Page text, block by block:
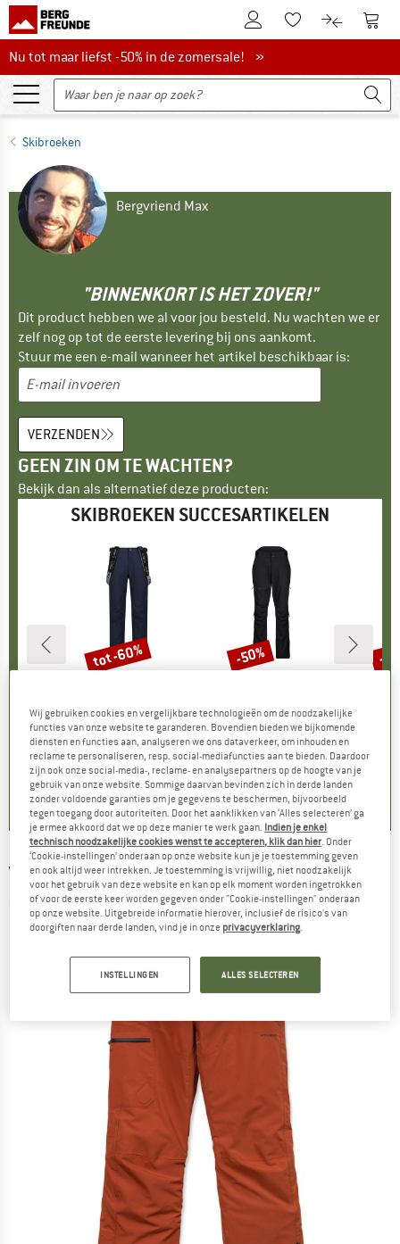
De klantenaccount
Naar deNaar de
Nu tot maar liefst -50% in de zomersale!
Nu tot maar liefst -50% in de zomersale! »
Skibroeken
Bergvriend Max
"BINNENKORT IS HET ZOVER!"
Dit product hebben we al voor jou besteld. Nu wachten we er
zelf nog op tot de eerste levering bij ons aankomt.
Stuur me een e-mail wanneer het artikel beschikbaar is:
VERZENDEN
GEEN ZIN OM TE WACHTEN?
Bekijk dan als alternatief deze producten:
SKIBROEKEN SUCCESARTIKELEN
prijs
)
Productgroep
Skibroek
Prijs
€ 129,95Verlaagde prijs
vanaf
€ 51,98
+1
4,5(2)
Korting
tot -60%
Productgroep
Skibroek
Prijs
€ 199,95Verlaagde prijs
€ 99,98
4,3(15)
Korting
-50% -
VOLCOM -L Gore-Tex Pant - Skibroek
(0)
Wij gebruiken cookies en vergelijkbare technologieën om de noodzakelijke
functies van onze website te garanderen. Bovendien bieden we bijkomende
diensten en functies aan, analyseren we ons dataverkeer, om inhouden en
reclame te personaliseren, resp. social-mediafuncties aan te bieden. Daardoor
zijn ook onze social-media-, reclame- en analysepartners op de hoogte van je
gebruik van onze website. Sommige daarvan bevinden zich in derde landen
zonder voldoende garanties om je gegevens te beschermen, bijvoorbeeld
tegen toegang door autoriteiten. Door het aanklikken van ‘Alles selecteren’ ga
je ermee akkoord dat we op deze manier te werk gaan. Indien je enkel
technisch noodzakelijke cookies wenst te accepteren, klik dan hier. Onder
‘Cookie-instellingen’ onderaan op onze website kun je je toestemming geven
en ook altijd weer intrekken. Je toestemming is vrijwillig, niet noodzakelijk
voor het gebruik van deze website en kan op elk moment worden ingetrokken
of voor de eerste keer worden gegeven onder "Cookie-instellingen" onderaan
op onze website. Uitgebreide informatie hierover, inclusief de risico's van
doorgiften naar derde landen, vind je in onze privacyverklaring.
INSTELLINGEN ALLES SELECTEREN